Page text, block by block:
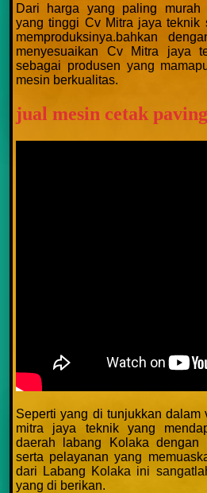
Dari harga yang paling murah
yang tinggi Cv Mitra jaya teknik
memproduksinya.bahkan
menyesuaikan Cv Mitra jaya
sebagai produsen yang
mesin berkualitas.
jual mesin cetak
Seperti yang di tunjukkan
mitra jaya teknik yang
daerah labang Kolaka dengan
serta pelayanan yang
dari Labang Kolaka ini
yang di berikan.